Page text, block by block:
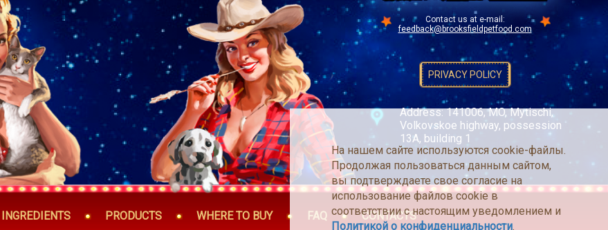
Contact us at e-mail:
feedback@brooksfieldpetfood.com
PRIVACY POLICY
Address: 141006, MO, Mytischi,
Volkovskoe highway, possession
13A, building 1
INGREDIENTS PRODUCTS WHERE TO BUY FAQ CONTACTS
На нашем сайте используются cookie-файлы.
Продолжая пользоваться данным сайтом,
вы подтверждаете свое согласие на
использование файлов cookie в
соответствии с настоящим уведомлением и
Политикой о конфиденциальности.